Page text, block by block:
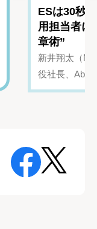
ESは30秒
用担当者に
章術”
新井翔太（
役社長、